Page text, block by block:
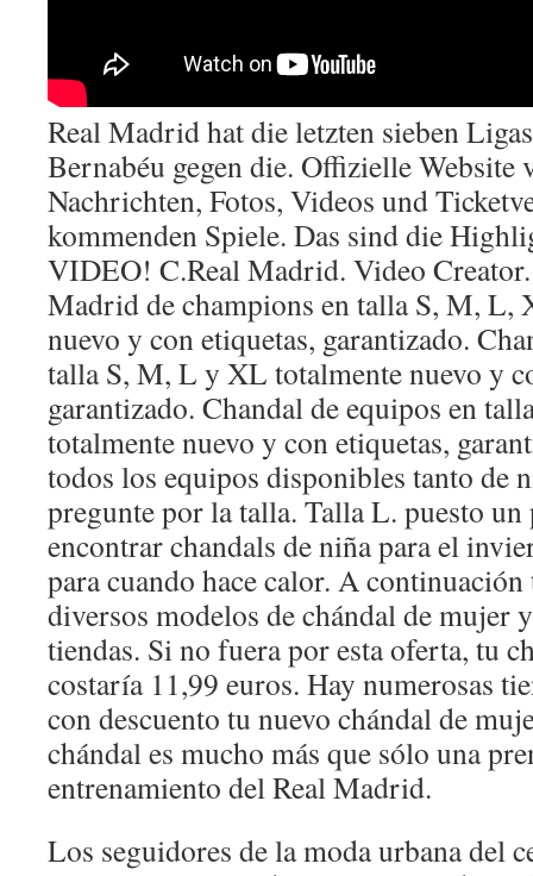
Real Madrid hat die letzten sieben
Bernabéu gegen die. Offizielle
Nachrichten, Fotos, Videos und
kommenden Spiele. Das sind die
VIDEO! C.Real Madrid. Video
Madrid de champions en talla S, M,
nuevo y con etiquetas, garantizado.
talla S, M, L y XL totalmente nuevo y
garantizado. Chandal de equipos en
totalmente nuevo y con etiquetas,
todos los equipos disponibles tanto de
pregunte por la talla. Talla L. puesto un
encontrar chandals de niña para el
para cuando hace calor. A continuación
diversos modelos de chándal de mujer
tiendas. Si no fuera por esta oferta, tu
costaría 11,99 euros. Hay numerosas
con descuento tu nuevo chándal de
chándal es mucho más que sólo una
entrenamiento del Real Madrid.
Los seguidores de la moda urbana del